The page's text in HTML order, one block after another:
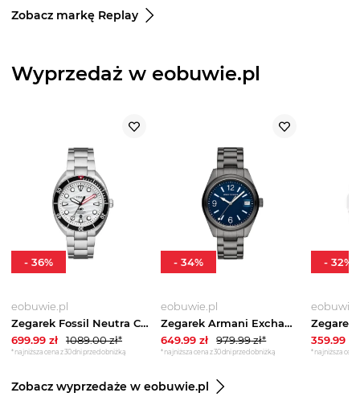
Zobacz markę Replay
Wyprzedaż w eobuwie.pl
eobuwie.pl
Zegarek Fossil Neutra Chrono FS6063 Brązowy
699.99 zł 1089.00zł*
*najniższa cena z 30 dni przed obniżką
- 36%
eobuwie.pl
Zegarek Armani Exchange Kilian AX1421 Szary
649.99 zł 979.99zł*
*najniższa cena z 30 dni przed obniżką
-34%
359.99zł
*najniższa cena
- 32%
Zobacz wyprzedaże w eobuwie.pl